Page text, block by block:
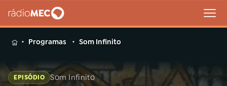
MENUProgramas Som Infinito
EPISÓDIO Som Infinito